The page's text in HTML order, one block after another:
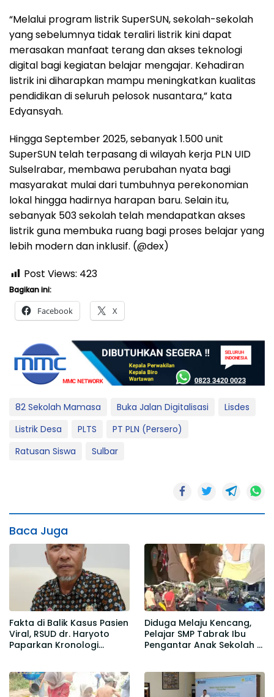
“Melalui program listrik SuperSUN, sekolah-sekolah
yang sebelumnya tidak teraliri listrik kini dapat
merasakan manfaat terang dan akses teknologi
digital bagi kegiatan belajar mengajar. Kehadiran
listrik ini diharapkan mampu meningkatkan kualitas
pendidikan di seluruh pelosok nusantara,” kata
Edyansyah.
Hingga September 2025, sebanyak 1.500 unit
SuperSUN telah terpasang di wilayah kerja PLN UID
Sulselrabar, membawa perubahan nyata bagi
masyarakat mulai dari tumbuhnya perekonomian
lokal hingga hadirnya harapan baru. Selain itu,
sebanyak 503 sekolah telah mendapatkan akses
listrik guna membuka ruang bagi proses belajar yang
lebih modern dan inklusif. (@dex)
Post Views: 423
Bagikan ini:
Facebook X
82 Sekolah Mamasa Buka Jalan Digitalisasi
Lisdes
Listrik Desa
PLTS
PT PLN (Persero)
Ratusan Siswa
Sulbar
Baca Juga
Fakta di Balik Kasus Pasien
Viral, RSUD dr. Haryoto
Paparkan Kronologi
Diduga Melaju Kencang,
Pelajar SMP Tabrak Ibu
Pengantar Anak Sekolah di